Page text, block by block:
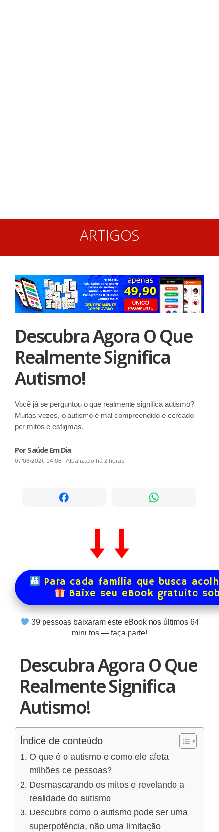
ARTIGOS
Descubra Agora O Que
Realmente Significa
Autismo!
Você já se perguntou o que realmente significa autismo?
Muitas vezes, o autismo é mal compreendido e cercado
por mitos e estigmas.
Por Saúde Em Dia
07/08/2026 14:08 - Atualizado há 2 horas
Para cada família que busca
Baixe seu eBook gratuito
39pessoas baixaram este eBook nos últimos 64
minutos — faça parte!
Descubra Agora O Que
Realmente Significa
Autismo!
Índice de conteúdo
O que é o autismo e como ele afeta
milhões de pessoas?
Desmascarando os mitos e revelando a
realidade do autismo
Descubra como o autismo pode ser uma
superpotência, não uma limitação